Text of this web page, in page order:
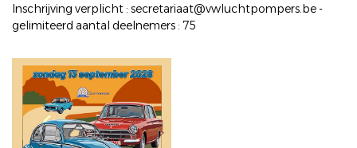
Inschrijving verplicht : secretariaat@vwluchtpompers.be -
gelimiteerd aantal deelnemers : 75